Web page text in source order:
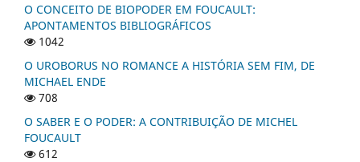
O CONCEITO DE BIOPODER EM FOUCAULT:
APONTAMENTOS BIBLIOGRÁFICOS
1042
O UROBORUS NO ROMANCE A HISTÓRIA SEM FIM, DE
MICHAEL ENDE
708
O SABER E O PODER: A CONTRIBUIÇÃO DE MICHEL
FOUCAULT
612